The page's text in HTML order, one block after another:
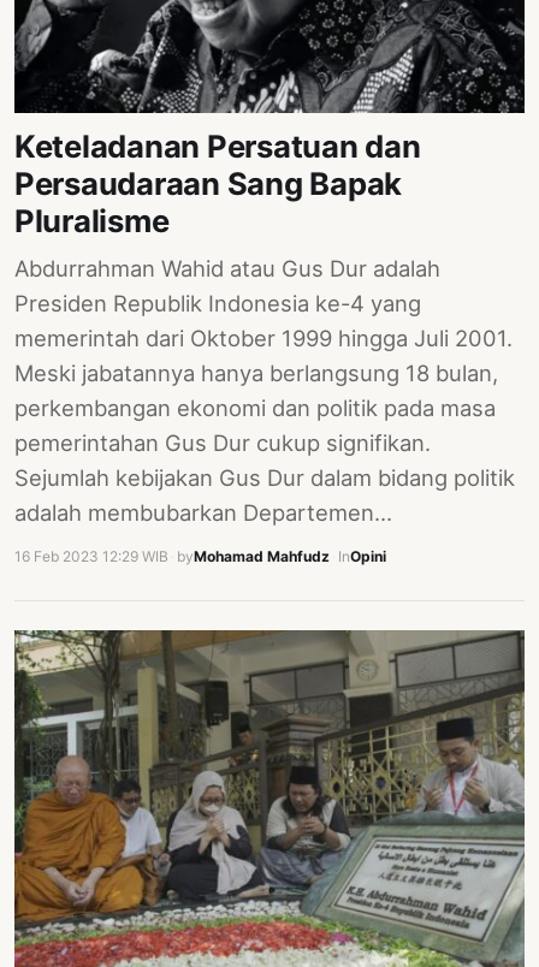
Keteladanan Persatuan dan
Persaudaraan Sang Bapak
Pluralisme
Abdurrahman Wahid atau Gus Dur adalah
Presiden Republik Indonesia ke-4 yang
memerintah dari Oktober 1999 hingga Juli 2001.
Meski jabatannya hanya berlangsung 18 bulan,
perkembangan ekonomi dan politik pada masa
pemerintahan Gus Dur cukup signifikan.
Sejumlah kebijakan Gus Dur dalam bidang politik
adalah membubarkan Departemen…
16 Feb 2023 12:29 WIB byMohamad Mahfudz InOpini